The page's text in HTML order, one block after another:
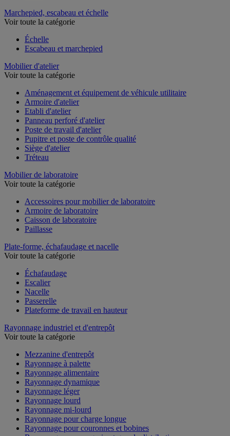
Marchepied, escabeau et échelle
Voir toute la catégorie
Échelle
Escabeau et marchepied
Mobilier d'atelier
Voir toute la catégorie
Aménagement et équipement de véhicule utilitaire
Armoire d'atelier
Etabli d'atelier
Panneau perforé d'atelier
Poste de travail d'atelier
Pupitre et poste de contrôle qualité
Siège d'atelier
Tréteau
Mobilier de laboratoire
Voir toute la catégorie
Accessoires pour mobilier de laboratoire
Armoire de laboratoire
Caisson de laboratoire
Paillasse
Plate-forme, échafaudage et nacelle
Voir toute la catégorie
Échafaudage
Escalier
Nacelle
Passerelle
Plateforme de travail en hauteur
Rayonnage industriel et d'entrepôt
Voir toute la catégorie
Mezzanine d'entrepôt
Rayonnage à palette
Rayonnage alimentaire
Rayonnage dynamique
Rayonnage léger
Rayonnage lourd
Rayonnage mi-lourd
Rayonnage pour charge longue
Rayonnage pour couronnes et bobines